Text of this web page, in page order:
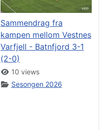
Sammendrag fra
kampen mellom Vestnes
Varfjell - Batnfjord 3-1
(2-0)
10 views
Sesongen 2026